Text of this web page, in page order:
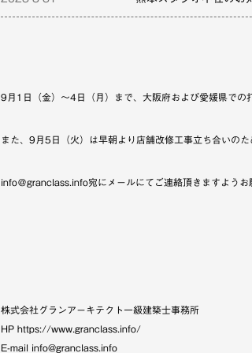
9月1日（金）～4日（月）まで、大阪府および愛媛県での
また、9月5日（火）は早朝より店舗改修工事立ち合いのた
info＠granclass.info宛にメールにてご連絡頂きますようお
株式会社グランアーキテクト一級建築士事務所
HP https://www.granclass.info/
E-mail info@granclass.info